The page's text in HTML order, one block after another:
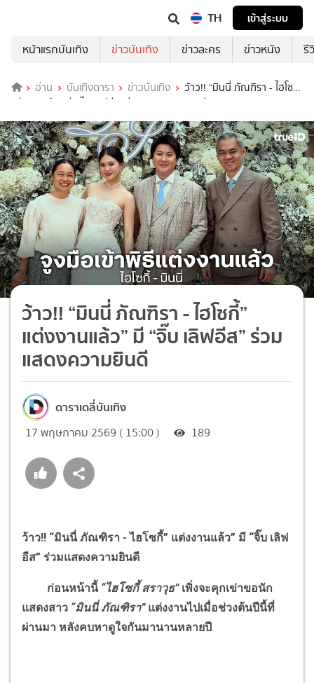
TH
เข้าสู่ระบบ
หน้าแรกบันเทิง
ข่าวบันเทิง ข่าวละคร ข่าวหนัง รี
อ่าน บันเทิงดารา ข่าวบันเทิง
ว้าว!! “มินนี่ ภัณฑิรา - ไฮโซกี้”
แต่งงานแล้ว” มี “จิ๊บ เลิฟอีส” ร่วมแสดงความยินดี
ว้าว!! “มินนี่ ภัณฑิรา - ไฮโซกี้”
แต่งงานแล้ว” มี “จิ๊บ เลิฟอีส” ร่วม
แสดงความยินดี
ดาราเดลี่บันเทิง
17 พฤษภาคม 2569 ( 15:00 ) 189
ว้าว!! “มินนี่ ภัณฑิรา - ไฮโซกี้” แต่งงานแล้ว” มี “จิ๊บ เลิฟ
อีส” ร่วมแสดงความยินดี
ก่อนหน้านี้ “ไฮโซกี้ สราวุธ”เพิ่งจะคุกเข่าขอนัก
แสดงสาว “มินนี่ ภัณฑิรา” แต่งงานไปเมื่อช่วงต้นปีนี้ที่
ผ่านมา หลังคบหาดูใจกันมานานหลายปี